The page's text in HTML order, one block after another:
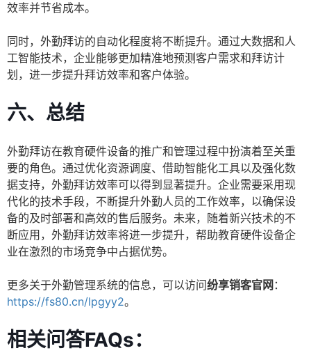
效率并节省成本。
同时，外勤拜访的自动化程度将不断提升。通过大数据和人
工智能技术，企业能够更加精准地预测客户需求和拜访计
划，进一步提升拜访效率和客户体验。
六、总结
外勤拜访在教育硬件设备的推广和管理过程中扮演着至关重
要的角色。通过优化资源调度、借助智能化工具以及强化数
据支持，外勤拜访效率可以得到显著提升。企业需要采用现
代化的技术手段，不断提升外勤人员的工作效率，以确保设
备的及时部署和高效的售后服务。未来，随着新兴技术的不
断应用，外勤拜访效率将进一步提升，帮助教育硬件设备企
业在激烈的市场竞争中占据优势。
更多关于外勤管理系统的信息，可以访问纷享销客官网 ：
https://fs80.cn/lpgyy2。
相关问答FAQs：